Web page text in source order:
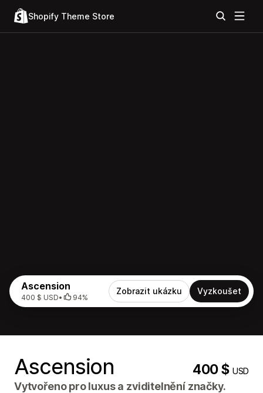
Shopify Theme Store
Ascension
400 $ USD• 94%
Zobrazit ukázku Vyzkoušet
Ascension 400 $USD
Vytvořeno pro luxus a zviditelnění značky.